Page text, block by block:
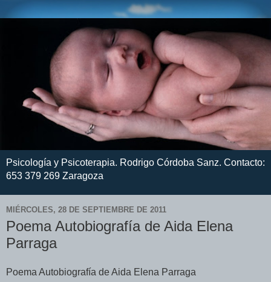
Psicología y Psicoterapia. Rodrigo Córdoba Sanz. Contacto:
653 379 269 Zaragoza
MIÉRCOLES, 28 DE SEPTIEMBRE DE 2011
Poema Autobiografía de Aida Elena
Parraga
Poema Autobiografía de Aida Elena Parraga